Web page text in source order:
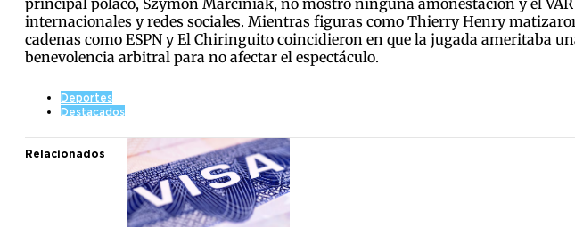
internacionales y redes sociales. Mientras figuras como Thierry Henry
cadenas como ESPN y El Chiringuito coincidieron en que la jugada ameritaba
benevolencia arbitral para no afectar el espectáculo.
Deportes
Destacados
Relacionados